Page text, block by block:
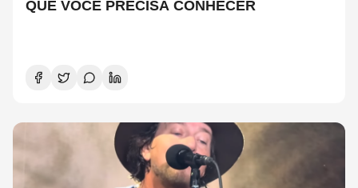
QUE VOCÊ PRECISA CONHECER